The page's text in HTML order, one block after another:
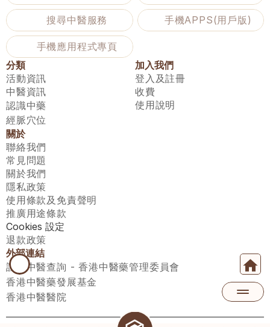
搜尋中醫服務 手機APPS(用戶版)
手機應用程式專頁
分類
活動資訊
中醫資訊
認識中藥
經脈穴位
加入我們
登入及註冊
收費
使用說明
關於
聯絡我們
常見問題
關於我們
隱私政策
使用條款及免責聲明
推廣用途條款
Cookies 設定
退款政策
外部連結
註冊中醫查詢 - 香港中醫藥管理委員會
香港中醫藥發展基金
香港中醫醫院